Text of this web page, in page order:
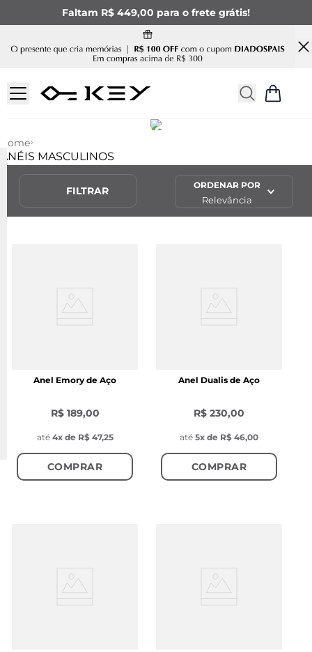
Faltam R$ 449,00 para o frete grátis!
ANÉIS MASCULINOS
Home
ANÉIS MASCULINOS
FILTRAR ORDENAR POR
Relevância
Anel Emory de Aço
R$ 189,00
até 4x de R$ 47,25
COMPRAR
Anel Dualis de Aço
R$ 230,00
até 5x de R$ 46,00
COMPRAR